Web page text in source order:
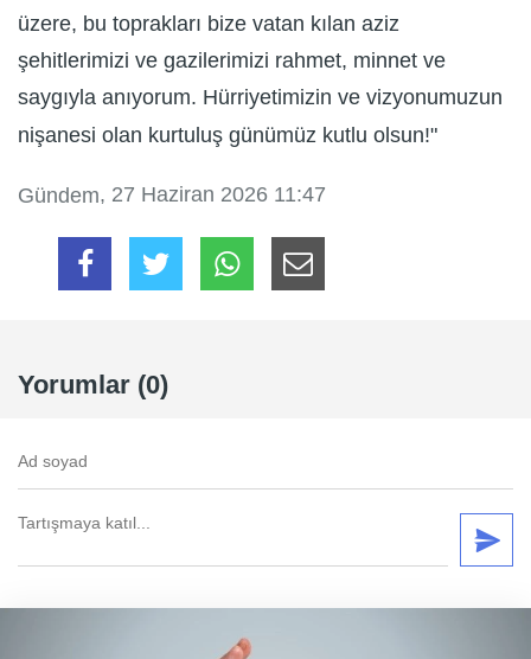
üzere, bu toprakları bize vatan kılan aziz
şehitlerimizi ve gazilerimizi rahmet, minnet ve
saygıyla anıyorum. Hürriyetimizin ve vizyonumuzun
nişanesi olan kurtuluş günümüz kutlu olsun!"
Gündem, 27 Haziran 2026 11:47
Yorumlar (0)